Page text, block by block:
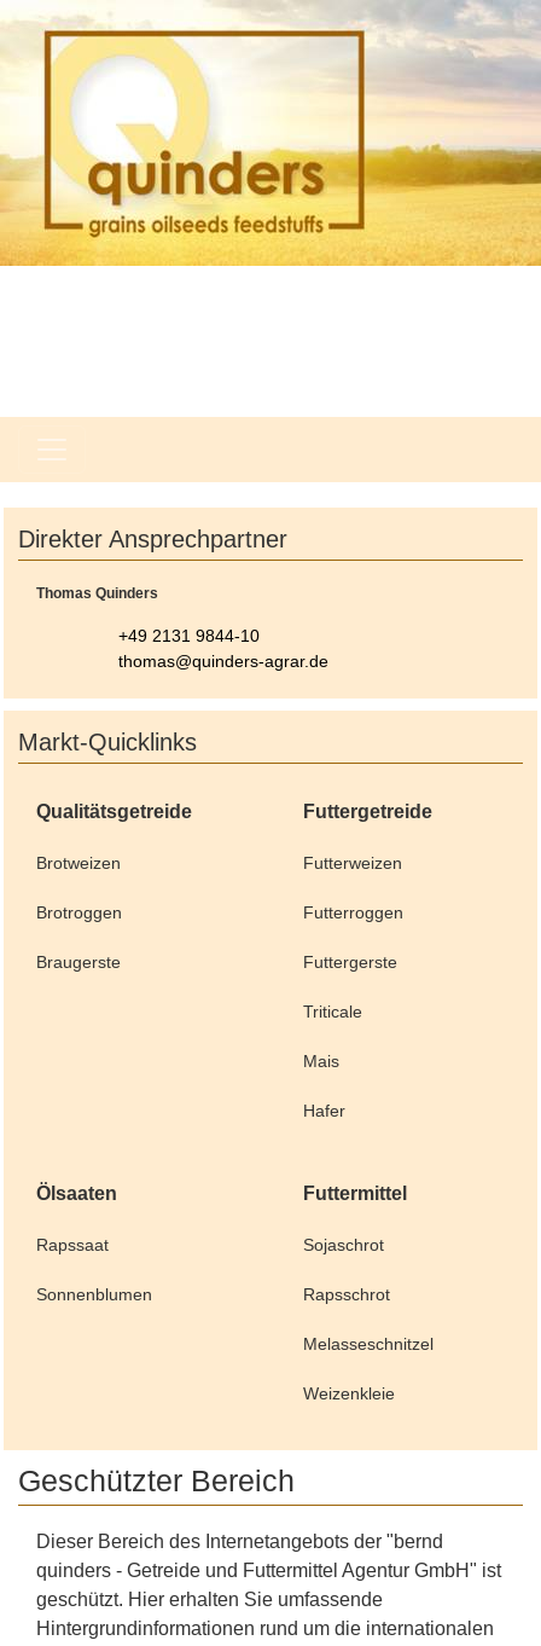
Direkter Ansprechpartner
Thomas Quinders
+49 2131 9844-10
thomas@quinders-agrar.de
Markt-Quicklinks
Qualitätsgetreide
Brotweizen
Brotroggen
Braugerste
Futtergetreide
Futterweizen
Futterroggen
Futtergerste
Triticale
Mais
Hafer
Ölsaaten
Rapssaat
Sonnenblumen
Futtermittel
Sojaschrot
Rapsschrot
Melasseschnitzel
Weizenkleie
Geschützter Bereich
Dieser Bereich des Internetangebots der "bernd
quinders - Getreide und Futtermittel Agentur GmbH" ist
geschützt. Hier erhalten Sie umfassende
Hintergrundinformationen rund um die internationalen